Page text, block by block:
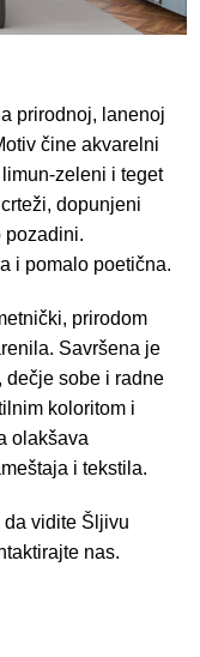
prirodnoj, lanenoj
čine akvarelni
zeleni i teget
dopunjeni
pozadini.
i pomalo poetična.
prirodom
Savršena je
dečje sobe i radne
koloritom i
olakšava
i tekstila.
da vidite Šljivu
nas.